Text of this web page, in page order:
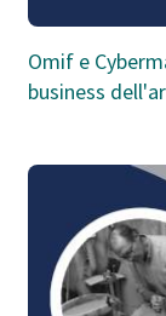
Omif e
business